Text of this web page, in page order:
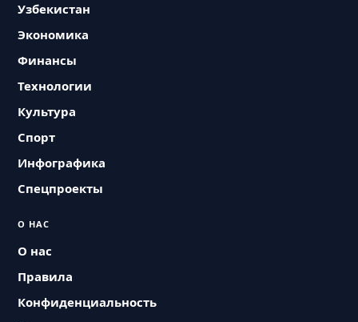
Узбекистан
Экономика
Финансы
Технологии
Культура
Спорт
Инфографика
Спецпроекты
О НАС
О нас
Правила
Конфиденциальность